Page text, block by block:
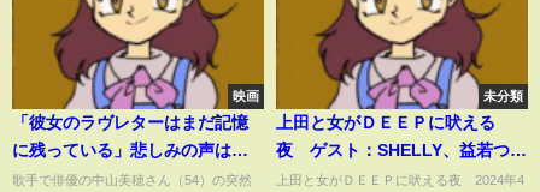
映画
「彼女のラヴレターはまだ記憶
に残っている」悲しみの声は海
外からも…中山美穂さん（54）
歌手で俳優の中山美穂さん（54）の突然
未分類
上田と女がＤＥＥＰに吠える
夜 ゲスト：SHELLY、益若つば
さ、ゆうちゃみ、渡辺裕太 4月
上田と女がＤＥＥＰに吠える夜 2024年4